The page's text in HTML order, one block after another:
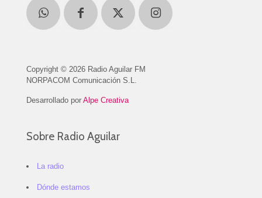
Copyright © 2026 Radio Aguilar FM
NORPACOM Comunicación S.L.
Desarrollado por Alpe Creativa
Sobre Radio Aguilar
La radio
Dónde estamos